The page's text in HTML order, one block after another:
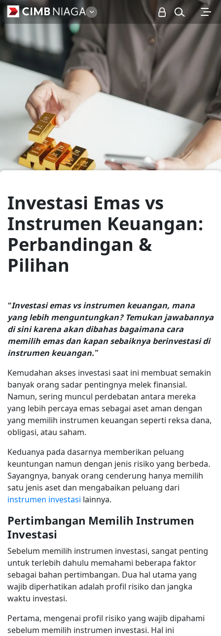
Personal
Investasi Emas vs
Instrumen Keuangan:
Perbandingan &
Pilihan
“Investasi emas vs instrumen keuangan, mana
yang lebih menguntungkan? Temukan jawabannya
di sini karena akan dibahas bagaimana cara
memilih emas dan kapan sebaiknya berinvestasi di
instrumen keuangan.”
Kemudahan akses investasi saat ini membuat semakin
banyak orang sadar pentingnya melek finansial.
Namun, sering muncul perdebatan antara mereka
yang lebih percaya emas sebagai aset aman dengan
yang memilih instrumen keuangan seperti reksa dana,
obligasi, atau saham.
Keduanya pada dasarnya memberikan peluang
keuntungan namun dengan jenis risiko yang berbeda.
Sayangnya, banyak orang cenderung hanya memilih
satu jenis aset dan mengabaikan peluang dari
instrumen investasi lainnya.
Pertimbangan Memilih Instrumen
Investasi
Sebelum memilih instrumen investasi, sangat penting
untuk terlebih dahulu memahami beberapa faktor
sebagai bahan pertimbangan. Dua hal utama yang
wajib diperhatikan adalah profil risiko dan jangka
waktu investasi.
Pertama, mengenai profil risiko yang wajib dipahami
sebelum memilih instrumen investasi. Hal ini